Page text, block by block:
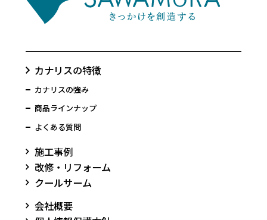
カナリスの特徴
カナリスの強み
商品ラインナップ
よくある質問
施工事例
改修・リフォーム
クールサーム
会社概要